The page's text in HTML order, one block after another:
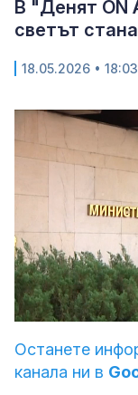
В "Денят ON
светът
18.05.2026 • 18:03
Unmute
Останете
канала ни в